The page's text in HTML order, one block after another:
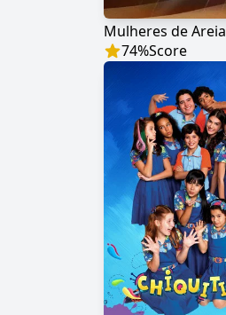
Mulheres de Areia
74%Score